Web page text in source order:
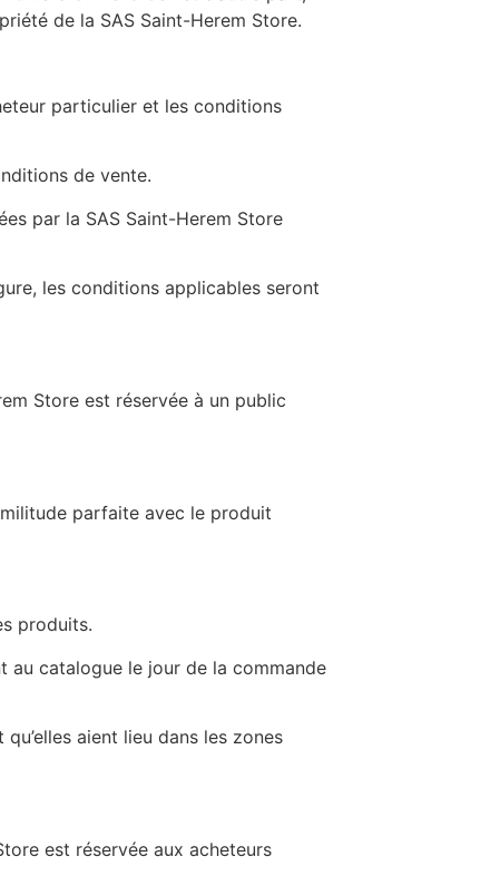
de la SAS Saint-Herem Store.
particulier et les conditions
de vente.
par la SAS Saint-Herem Store
les conditions applicables seront
Store est réservée à un public
parfaite avec le produit
produits.
au catalogue le jour de la commande
aient lieu dans les zones
est réservée aux acheteurs